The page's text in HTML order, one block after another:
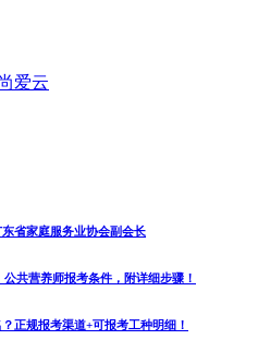
省家庭服务业协会副会长
共营养师报考条件，附详细步骤！
正规报考渠道+可报考工种明细！